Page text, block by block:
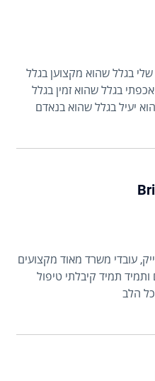
בגלל שהוא מקצוען בגלל
בגלל שהוא זמין בגלל
יעיל בגלל שהוא בנאדם
עובדי משרד מאוד מקצועים
אני לקוחה כבר 4 שנים ותמיד תמיד קיבלתי טיפול
הלב